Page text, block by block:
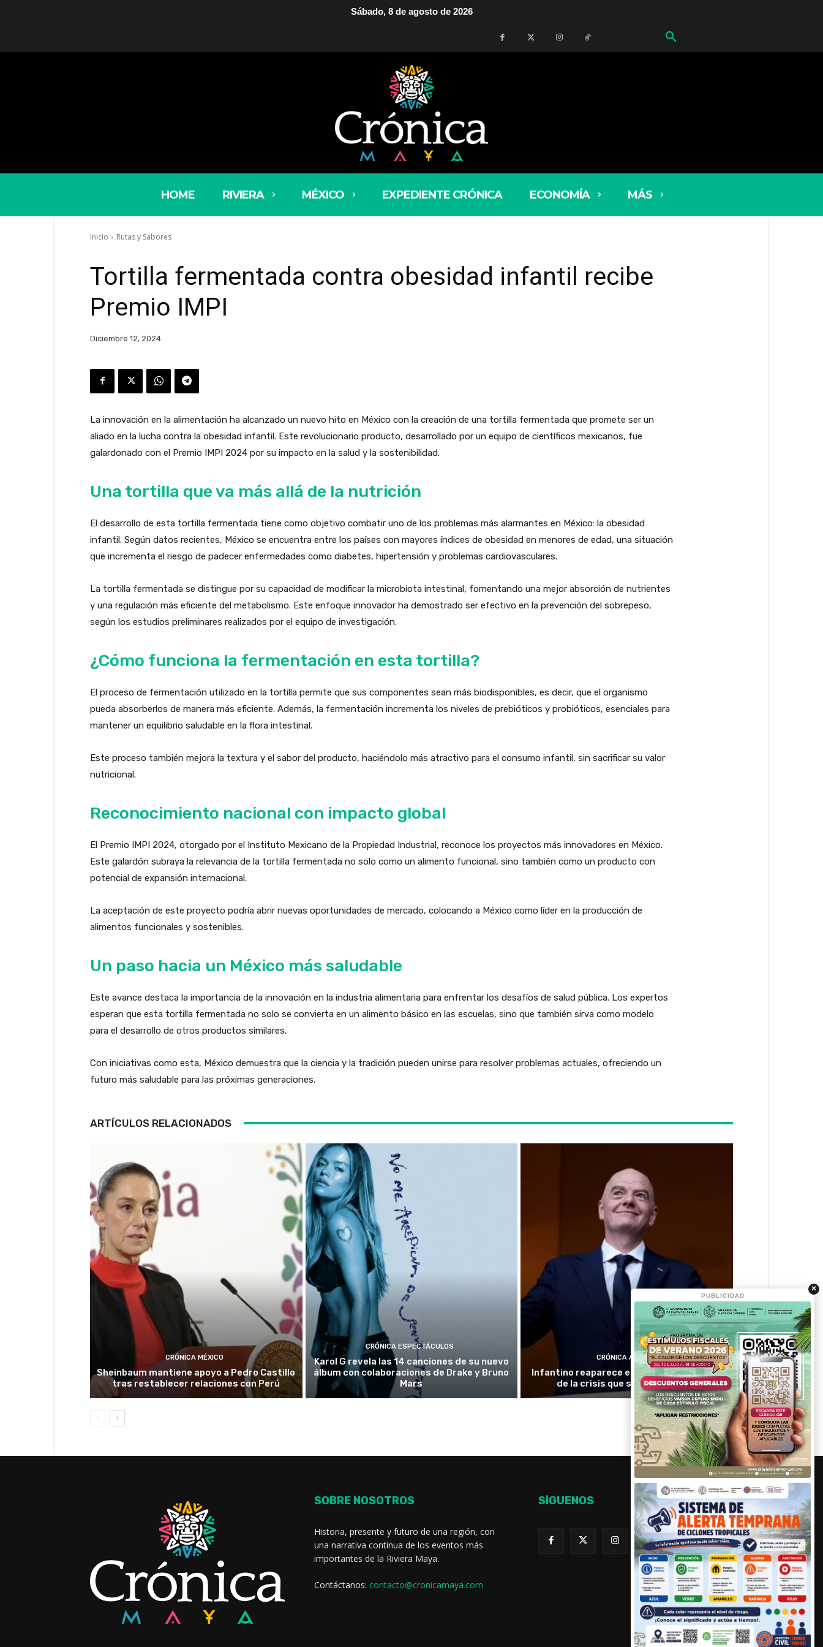
Sábado, 8 de agosto de 2026
HOME RIVIERA MÉXICO EXPEDIENTE CRÓNICA ECONOMÍA MÁS
Inicio Rutas y Sabores
Tortilla fermentada contra obesidad infantil recibe
Premio IMPI
Diciembre 12, 2024
La innovación en la alimentación ha alcanzado un nuevo hito en México con la creación de una tortilla fermentada que promete ser un
aliado en la lucha contra la obesidad infantil. Este revolucionario producto, desarrollado por un equipo de científicos mexicanos, fue
galardonado con el Premio IMPI 2024 por su impacto en la salud y la sostenibilidad.
Una tortilla que va más allá de la nutrición
El desarrollo de esta tortilla fermentada tiene como objetivo combatir uno de los problemas más alarmantes en México: la obesidad
infantil. Según datos recientes, México se encuentra entre los países con mayores índices de obesidad en menores de edad, una situación
que incrementa el riesgo de padecer enfermedades como diabetes, hipertensión y problemas cardiovasculares.
La tortilla fermentada se distingue por su capacidad de modificar la microbiota intestinal, fomentando una mejor absorción de nutrientes
y una regulación más eficiente del metabolismo. Este enfoque innovador ha demostrado ser efectivo en la prevención del sobrepeso,
según los estudios preliminares realizados por el equipo de investigación.
¿Cómo funciona la fermentación en esta tortilla?
El proceso de fermentación utilizado en la tortilla permite que sus componentes sean más biodisponibles, es decir, que el organismo
pueda absorberlos de manera más eficiente. Además, la fermentación incrementa los niveles de prebióticos y probióticos, esenciales para
mantener un equilibrio saludable en la flora intestinal.
Este proceso también mejora la textura y el sabor del producto, haciéndolo más atractivo para el consumo infantil, sin sacrificar su valor
nutricional.
Reconocimiento nacional con impacto global
El Premio IMPI 2024, otorgado por el Instituto Mexicano de la Propiedad Industrial, reconoce los proyectos más innovadores en México.
Este galardón subraya la relevancia de la tortilla fermentada no solo como un alimento funcional, sino también como un producto con
potencial de expansión internacional.
La aceptación de este proyecto podría abrir nuevas oportunidades de mercado, colocando a México como líder en la producción de
alimentos funcionales y sostenibles.
Un paso hacia un México más saludable
Este avance destaca la importancia de la innovación en la industria alimentaria para enfrentar los desafíos de salud pública. Los expertos
esperan que esta tortilla fermentada no solo se convierta en un alimento básico en las escuelas, sino que también sirva como modelo
para el desarrollo de otros productos similares.
Con iniciativas como esta, México demuestra que la ciencia y la tradición pueden unirse para resolver problemas actuales, ofreciendo un
futuro más saludable para las próximas generaciones.
ARTÍCULOS RELACIONADOS
CRÓNICA MÉXICO
Sheinbaum mantiene apoyo a Pedro Castillo
tras restablecer relaciones con Perú
CRÓNICA ESPECTÁCULOS
Karol G revela las 14 canciones de su nuevo
álbum con colaboraciones de Drake y Bruno
Mars
CRÓNICA ACTIVA
Infantino reaparece en Colombia en medio
de la crisis que sacude a la FIFA
SOBRE NOSOTROS
Historia, presente y futuro de una región, con
una narrativa continua de los eventos más
importantes de la Riviera Maya.
Contáctanos: contacto@cronicamaya.com
SÍGUENOS
×
PUBLICIDAD